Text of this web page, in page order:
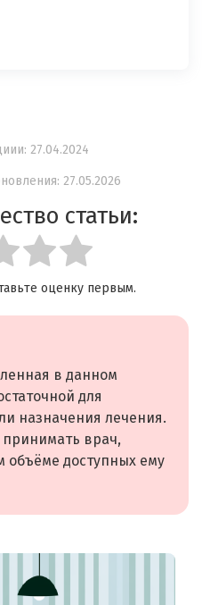
27.04.2024
27.05.2026
статьи:
оценку первым.
в данном
для
назначения лечения.
врач,
объёме доступных ему